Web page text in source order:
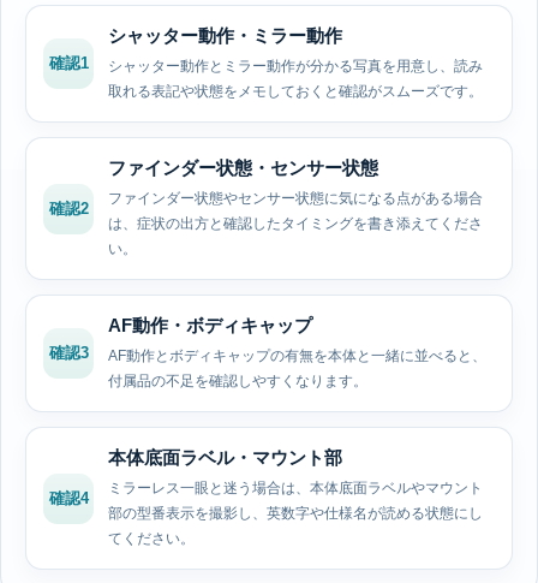
確認1
シャッター動作・ミラー動作
シャッター動作とミラー動作が分かる写真を用意し、読み
取れる表記や状態をメモしておくと確認がスムーズです。
確認2
ファインダー状態・センサー状態
ファインダー状態やセンサー状態に気になる点がある場合
は、症状の出方と確認したタイミングを書き添えてくださ
い。
確認3
AF動作・ボディキャップ
AF動作とボディキャップの有無を本体と一緒に並べると、
付属品の不足を確認しやすくなります。
確認4
本体底面ラベル・マウント部
ミラーレス一眼と迷う場合は、本体底面ラベルやマウント
部の型番表示を撮影し、英数字や仕様名が読める状態にし
てください。